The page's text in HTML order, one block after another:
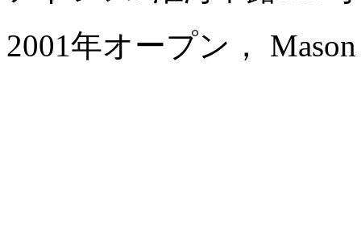
2001年オープン， Mason